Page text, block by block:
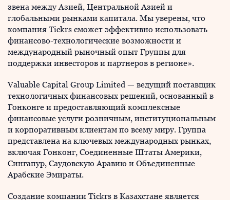
звена между Азией, Центральной Азией и
глобальными рынками капитала. Мы уверены, что
компания Tickrs сможет эффективно использовать
финансово-технологические возможности и
международный рыночный опыт Группы для
поддержки инвесторов и партнеров в регионе».
Valuable Capital Group Limited — ведущий поставщик
технологичных финансовых решений, основанный в
Гонконге и предоставляющий комплексные
финансовые услуги розничным, институциональным
и корпоративным клиентам по всему миру. Группа
представлена на ключевых международных рынках,
включая Гонконг, Соединенные Штаты Америки,
Сингапур, Саудовскую Аравию и Объединенные
Арабские Эмираты.
Создание компании Tickrs в Казахстане является